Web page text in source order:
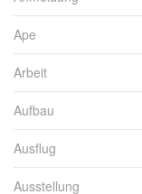
Ape
Arbeit
Aufbau
Ausflug
Ausstellung